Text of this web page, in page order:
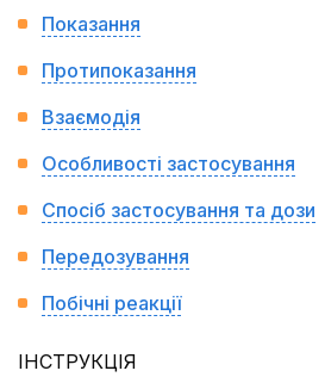
Показання
Протипоказання
Взаємодія
Особливості застосування
Спосіб застосування та дози
Передозування
Побічні реакції
ІНСТРУКЦІЯ